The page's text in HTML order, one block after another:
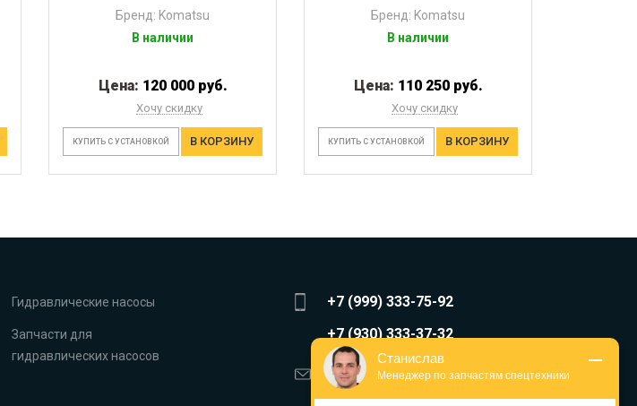
Бренд: Komatsu
В наличии
Цена: 120 000 руб.
Хочу скидку
КУПИТЬ С УСТАНОВКОЙ В КОРЗИНУ
Бренд: Komatsu
В наличии
Цена: 110 250 руб.
Хочу скидку
КУПИТЬ С УСТАНОВКОЙ В КОРЗИНУ
Гидравлические насосы
Запчасти для
гидравлических насосов
+7 (999) 333-75-92
+7 (930) 333-37-32
zakaz@reduktor40.ru
Станислав
Менеджер по запчастям спецтехники